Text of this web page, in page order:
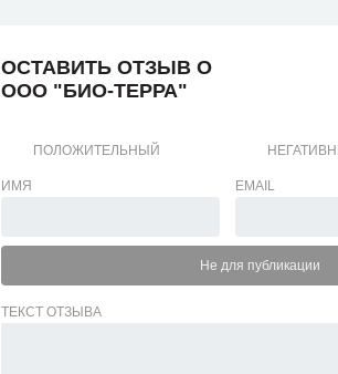
ОСТАВИТЬ ОТЗЫВ О
ООО "БИО-ТЕРРА"
ПОЛОЖИТЕЛЬНЫЙ
ИМЯ EMAIL
Не для публикации
ТЕКСТ ОТЗЫВА